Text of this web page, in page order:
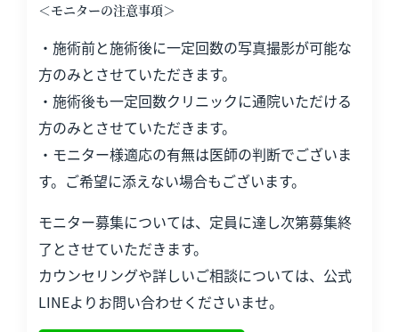
＜モニターの注意事項＞
・施術前と施術後に一定回数の写真撮影が可能な
方のみとさせていただきます。
・施術後も一定回数クリニックに通院いただける
方のみとさせていただきます。
・モニター様適応の有無は医師の判断でございま
す。ご希望に添えない場合もございます。
モニター募集については、定員に達し次第募集終
了とさせていただきます。
カウンセリングや詳しいご相談については、公式
LINEよりお問い合わせくださいませ。